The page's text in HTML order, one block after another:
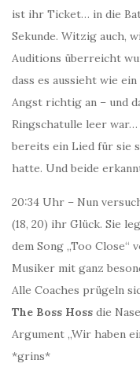
ist ihr Ticket… in die
Sekunde. Witzig auch,
Auditions überreicht
dass es aussieht wie
Angst richtig an – und
Ringschatulle leer war…
bereits ein Lied für sie
hatte. Und beide
20:34 Uhr – Nun
(18, 20) ihr Glück. Sie
dem Song „Too Close“
Musiker mit ganz
Alle Coaches prügeln
The Boss Hoss die
Argument „Wir haben
*grins*